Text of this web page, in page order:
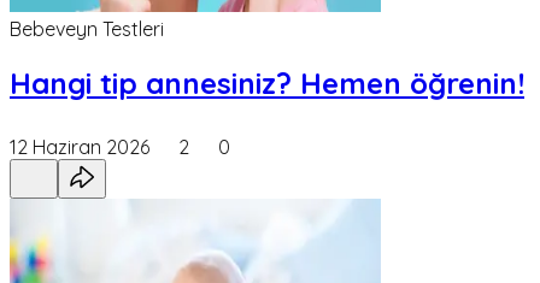
Bebeveyn Testleri
Hangi tip annesiniz? Hemen öğrenin!
12 Haziran 2026 2 0